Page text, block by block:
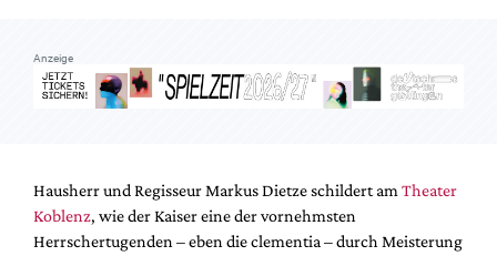
Anzeige
Hausherr und Regisseur Markus Dietze schildert am Theater
Koblenz, wie der Kaiser eine der vornehmsten
Herrschertugenden – eben die clementia – durch Meisterung